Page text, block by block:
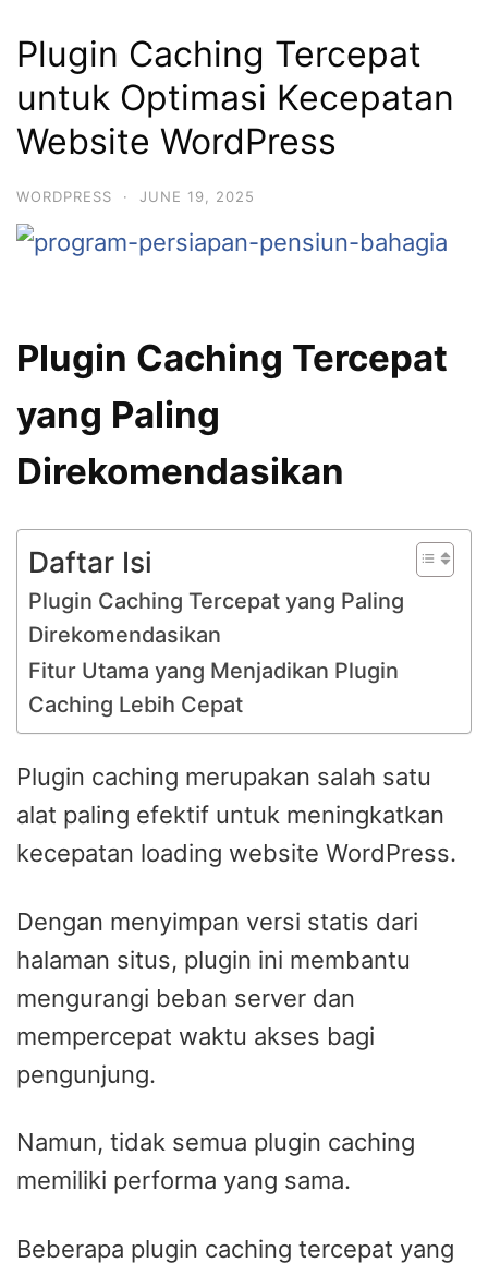
Plugin Caching Tercepat
untuk Optimasi Kecepatan
Website WordPress
WORDPRESS · JUNE 19, 2025
Plugin Caching Tercepat
yang Paling
Direkomendasikan
Daftar Isi
Plugin Caching Tercepat yang Paling
Direkomendasikan
Fitur Utama yang Menjadikan Plugin
Caching Lebih Cepat
Plugin caching merupakan salah satu
alat paling efektif untuk meningkatkan
kecepatan loading website WordPress.
Dengan menyimpan versi statis dari
halaman situs, plugin ini membantu
mengurangi beban server dan
mempercepat waktu akses bagi
pengunjung.
Namun, tidak semua plugin caching
memiliki performa yang sama.
Beberapa plugin caching tercepat yang